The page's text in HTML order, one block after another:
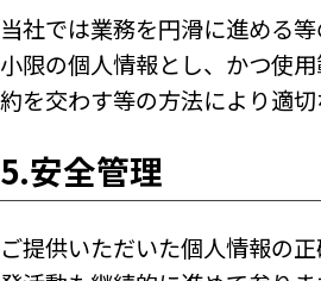
当社では業務を円滑に進める
小限の個人情報とし、かつ使
約を交わす等の方法により適切
5.安全管理
ご提供いただいた個人情報の